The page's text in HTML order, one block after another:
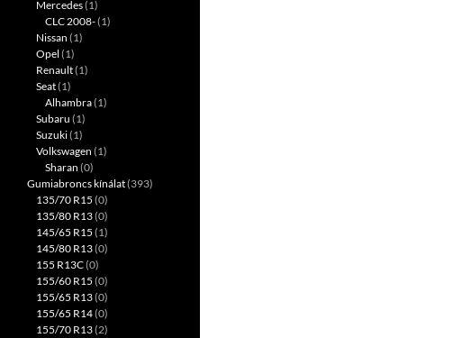
Mercedes(1)
CLC 2008-(1)
Nissan (1)
Opel (1)
Renault(1)
Seat(1)
Alhambra(1)
Subaru (1)
Suzuki(1)
Volkswagen (1)
Sharan (0)
Gumiabroncs kínálat(393)
135/70 R15 (0)
135/80 R13(0)
145/65 R15 (1)
145/80 R13(0)
155 R13C(0)
155/60 R15 (0)
155/65 R13(0)
155/65 R14(0)
155/70 R13(2)